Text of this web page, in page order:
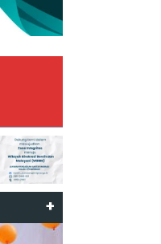
Partisipasi Masyarakat
Dengan Data Akurat, Bantu
Pemerintah Hadirkan
Masyarakat dan Pelaku
Usaha
+